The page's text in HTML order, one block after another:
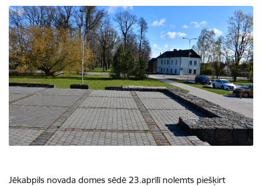
Jēkabpils novada domes sēdē 23.aprīlī nolemts piešķirt